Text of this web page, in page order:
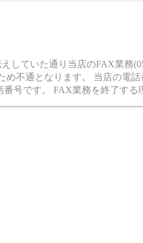
していた通り当店のFAX業務
不通となります。 当店の電話
号です。 FAX業務を終了する